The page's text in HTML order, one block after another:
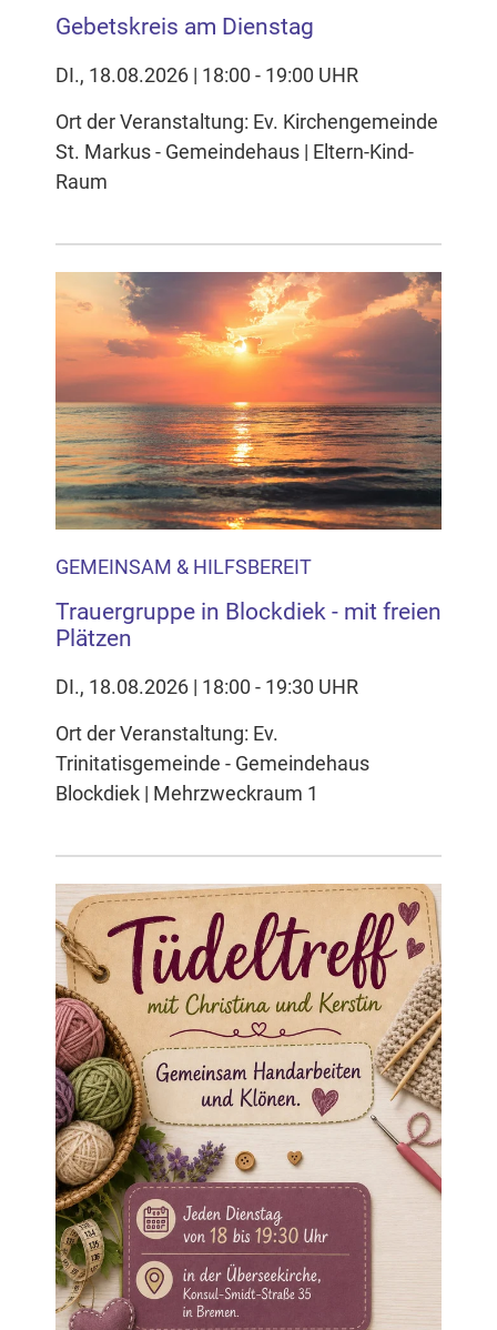
Gebetskreis am Dienstag
DI., 18.08.2026 | 18:00 - 19:00 UHR
Ort der Veranstaltung: Ev. Kirchengemeinde
St. Markus - Gemeindehaus | Eltern-Kind-
Raum
GEMEINSAM & HILFSBEREIT
Trauergruppe in Blockdiek - mit freien
Plätzen
DI., 18.08.2026 | 18:00 - 19:30 UHR
Ort der Veranstaltung: Ev.
Trinitatisgemeinde - Gemeindehaus
Blockdiek | Mehrzweckraum 1